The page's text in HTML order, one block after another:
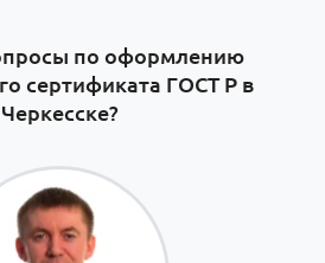
по оформлению
сертификата ГОСТ Р в
Черкесске?